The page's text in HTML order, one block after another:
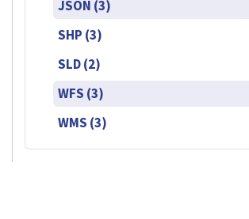
JSON (3)
SHP (3)
SLD (2)
WFS (3)
WMS (3)